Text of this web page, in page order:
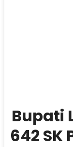
Bupati
642 SK